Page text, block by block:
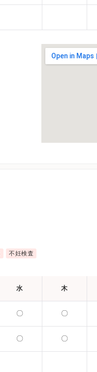
不妊検査
水 木
〇 〇
〇 〇